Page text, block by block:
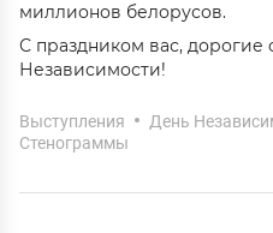
миллионов белорусов.
С праздником вас, дорогие
Независимости!
Выступления День
Стенограммы